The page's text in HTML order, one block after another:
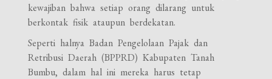
kewajiban bahwa setiap orang dilarang untuk
berkontak fisik ataupun berdekatan.
Seperti halnya Badan Pengelolaan Pajak dan
Retribusi Daerah (BPPRD) Kabupaten Tanah
Bumbu, dalam hal ini mereka harus tetap